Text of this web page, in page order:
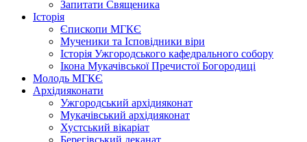
Запитати Священика
Історія
Єпископи МГКЄ
Мученики та Ісповідники віри
Історія Ужгородського кафедрального собору
Ікона Мукачівської Пречистої Богородиці
Молодь МГКЄ
Архідияконати
Ужгородський архідияконат
Мукачівський архідияконат
Хустський вікаріат
Берегівський деканат